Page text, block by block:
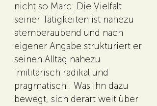
nicht so Marc: Die Vielfalt
seiner Tätigkeiten ist nahezu
atemberaubend und nach
eigener Angabe strukturiert er
seinen Alltag nahezu
"militärisch radikal und
pragmatisch". Was ihn dazu
bewegt, sich derart weit über